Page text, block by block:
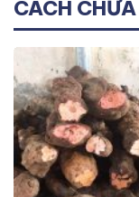
CÁCH CHỮA